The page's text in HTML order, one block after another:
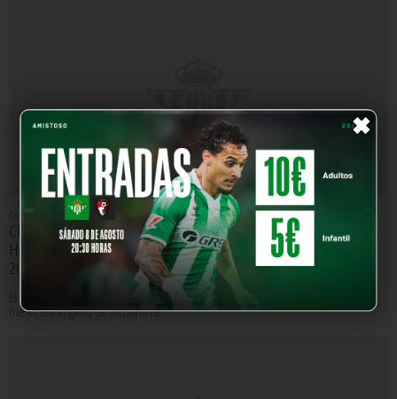
×
CANTERA Hace 12 años
Charla/Taller de educación nutricional en la Residencia
Heliópolis con motivo del Día Mundial de la alimentación
2013
El responsable de la Unidad de Nutrición del Real Betis, Guillermo Gómez,
fue el encargado de impartirla